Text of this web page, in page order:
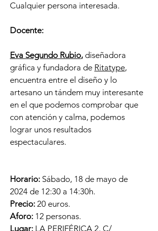
Cualquier persona interesada.
Docente:
Eva Segundo Rubio, diseñadora
gráfica y fundadora de Ritatype,
encuentra entre el diseño y lo
artesano un tándem muy interesante
en el que podemos comprobar que
con atención y calma, podemos
lograr unos resultados
espectaculares.
Horario: Sábado, 18 de mayo de
2024 de 12:30 a 14:30h.
Precio: 20 euros.
Aforo: 12 personas.
Lugar: LA PERIFÉRICA 2. C/